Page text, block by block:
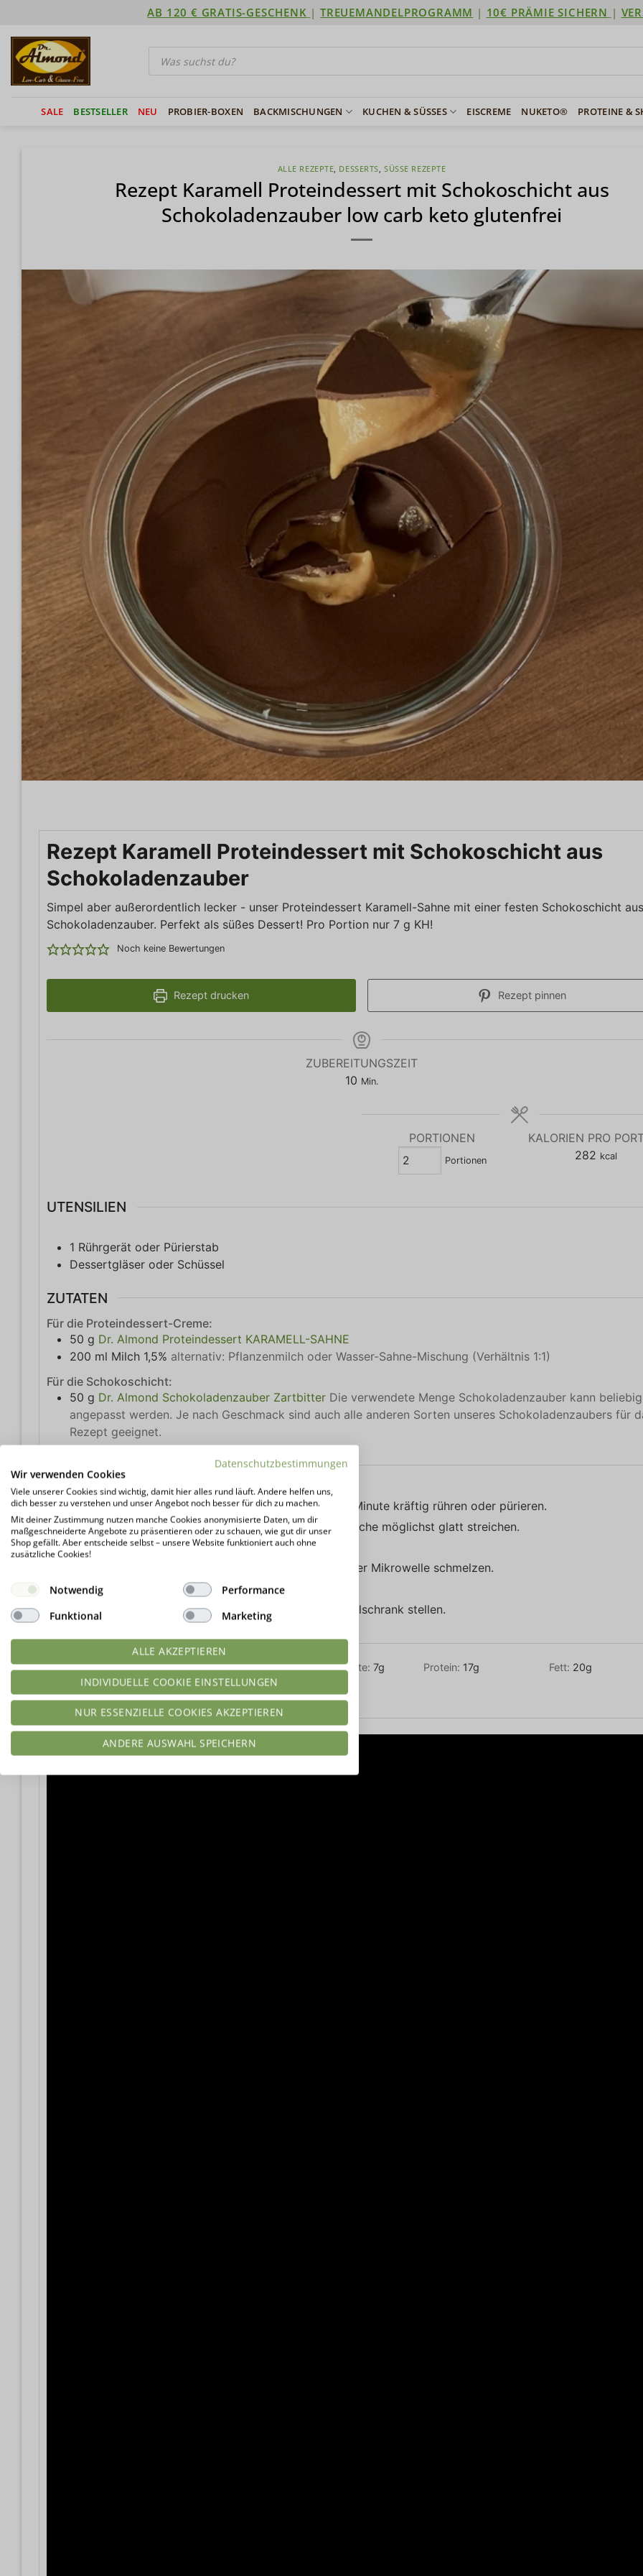
springen
AB 120 € GRATIS-GESCHENK |TREUEMANDELPROGRAMM | 10€ PRÄMIE SICHERN |
Products
search
SALE BESTSELLER NEU PROBIER-BOXEN BACKMISCHUNGEN KUCHEN & SÜSSES EISCREME NUKETO® PROTEINE &
ALLE REZEPTE, DESSERTS,SÜSSE REZEPTE
Rezept Karamell Proteindessert mit Schokoschicht aus
Schokoladenzauber low carb keto glutenfrei
Rezept Karamell Proteindessert mit Schokoschicht aus
Schokoladenzauber
Simpel aber außerordentlich lecker - unser Proteindessert Karamell-Sahne mit einer festen Schokoschicht aus
Schokoladenzauber. Perfekt als süßes Dessert! Pro Portion nur 7 g KH!
Noch keine Bewertungen
Rezept drucken Rezept pinnen
ZUBEREITUNGSZEIT
10Minuten
Min.
PORTIONEN
Portionen
KALORIEN PRO
282 kcal
UTENSILIEN
1 Rührgerät oder Pürierstab
Dessertgläser oder Schüssel
ZUTATEN
Für die Proteindessert-Creme:
50 g Dr. Almond Proteindessert KARAMELL-SAHNE
200 ml Milch 1,5% alternativ: Pflanzenmilch oder Wasser-Sahne-Mischung (Verhältnis 1:1)
Für die Schokoschicht:
50 g Dr. Almond Schokoladenzauber Zartbitter Die verwendete Menge Schokoladenzauber kann beliebig
angepasst werden. Je nach Geschmack sind auch alle anderen Sorten unseres Schokoladenzaubers für
Rezept geeignet.
Zubereitung Proteindessert:
Proteindessert Karamell-Sahne und Flüssigkeit für 1 Minute kräftig rühren oder pürieren.
In Dessertgläschen oder eine Schüssel füllen. Oberfläche möglichst glatt streichen.
Zubereitung Schokoladenschicht:
Schokoladenzauber über einem Wasserbad oder in der Mikrowelle schmelzen.
Gleichmäßig über dem Proteindessert verteilen.
Zum aushärten für mindestens 30 Minuten in den Kühlschrank stellen.
NÄHRWERTE PRO PORTION
Gewicht:125g Kalorien:282kcal Kohlenhydrate: 7g Protein: 17g Fett: 20g
Ballaststoffe:5g
VIDEO
Datenschutzbestimmungen
Wir verwenden Cookies
Viele unserer Cookies sind wichtig, damit hier alles rund läuft. Andere helfen uns,
dich besser zu verstehen und unser Angebot noch besser für dich zu machen.
Mit deiner Zustimmung nutzen manche Cookies anonymisierte Daten, um dir
maßgeschneiderte Angebote zu präsentieren oder zu schauen, wie gut dir unser
Shop gefällt. Aber entscheide selbst – unsere Website funktioniert auch ohne
zusätzliche Cookies!
Notwendig
Performance
Funktional
Marketing
ALLE AKZEPTIEREN
INDIVIDUELLE COOKIE EINSTELLUNGEN
NUR ESSENZIELLE COOKIES AKZEPTIEREN
ANDERE AUSWAHL SPEICHERN